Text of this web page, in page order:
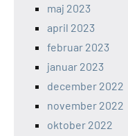
maj 2023
april 2023
februar 2023
januar 2023
december 2022
november 2022
oktober 2022